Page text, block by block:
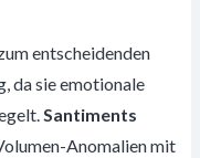
entscheidenden
da sie emotionale
Santiments
Anomalien mit